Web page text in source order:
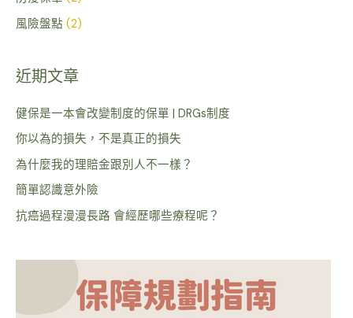
風險盤點 (2)
近期文章
健保是一本會改變制度的保單 | DRGs制度
你以為的損失，不是真正的損失
為什麼我的理賠金跟別人不一樣？
簡單認識意外險
抗癌過程漫漫長路 會經歷哪些療程呢？